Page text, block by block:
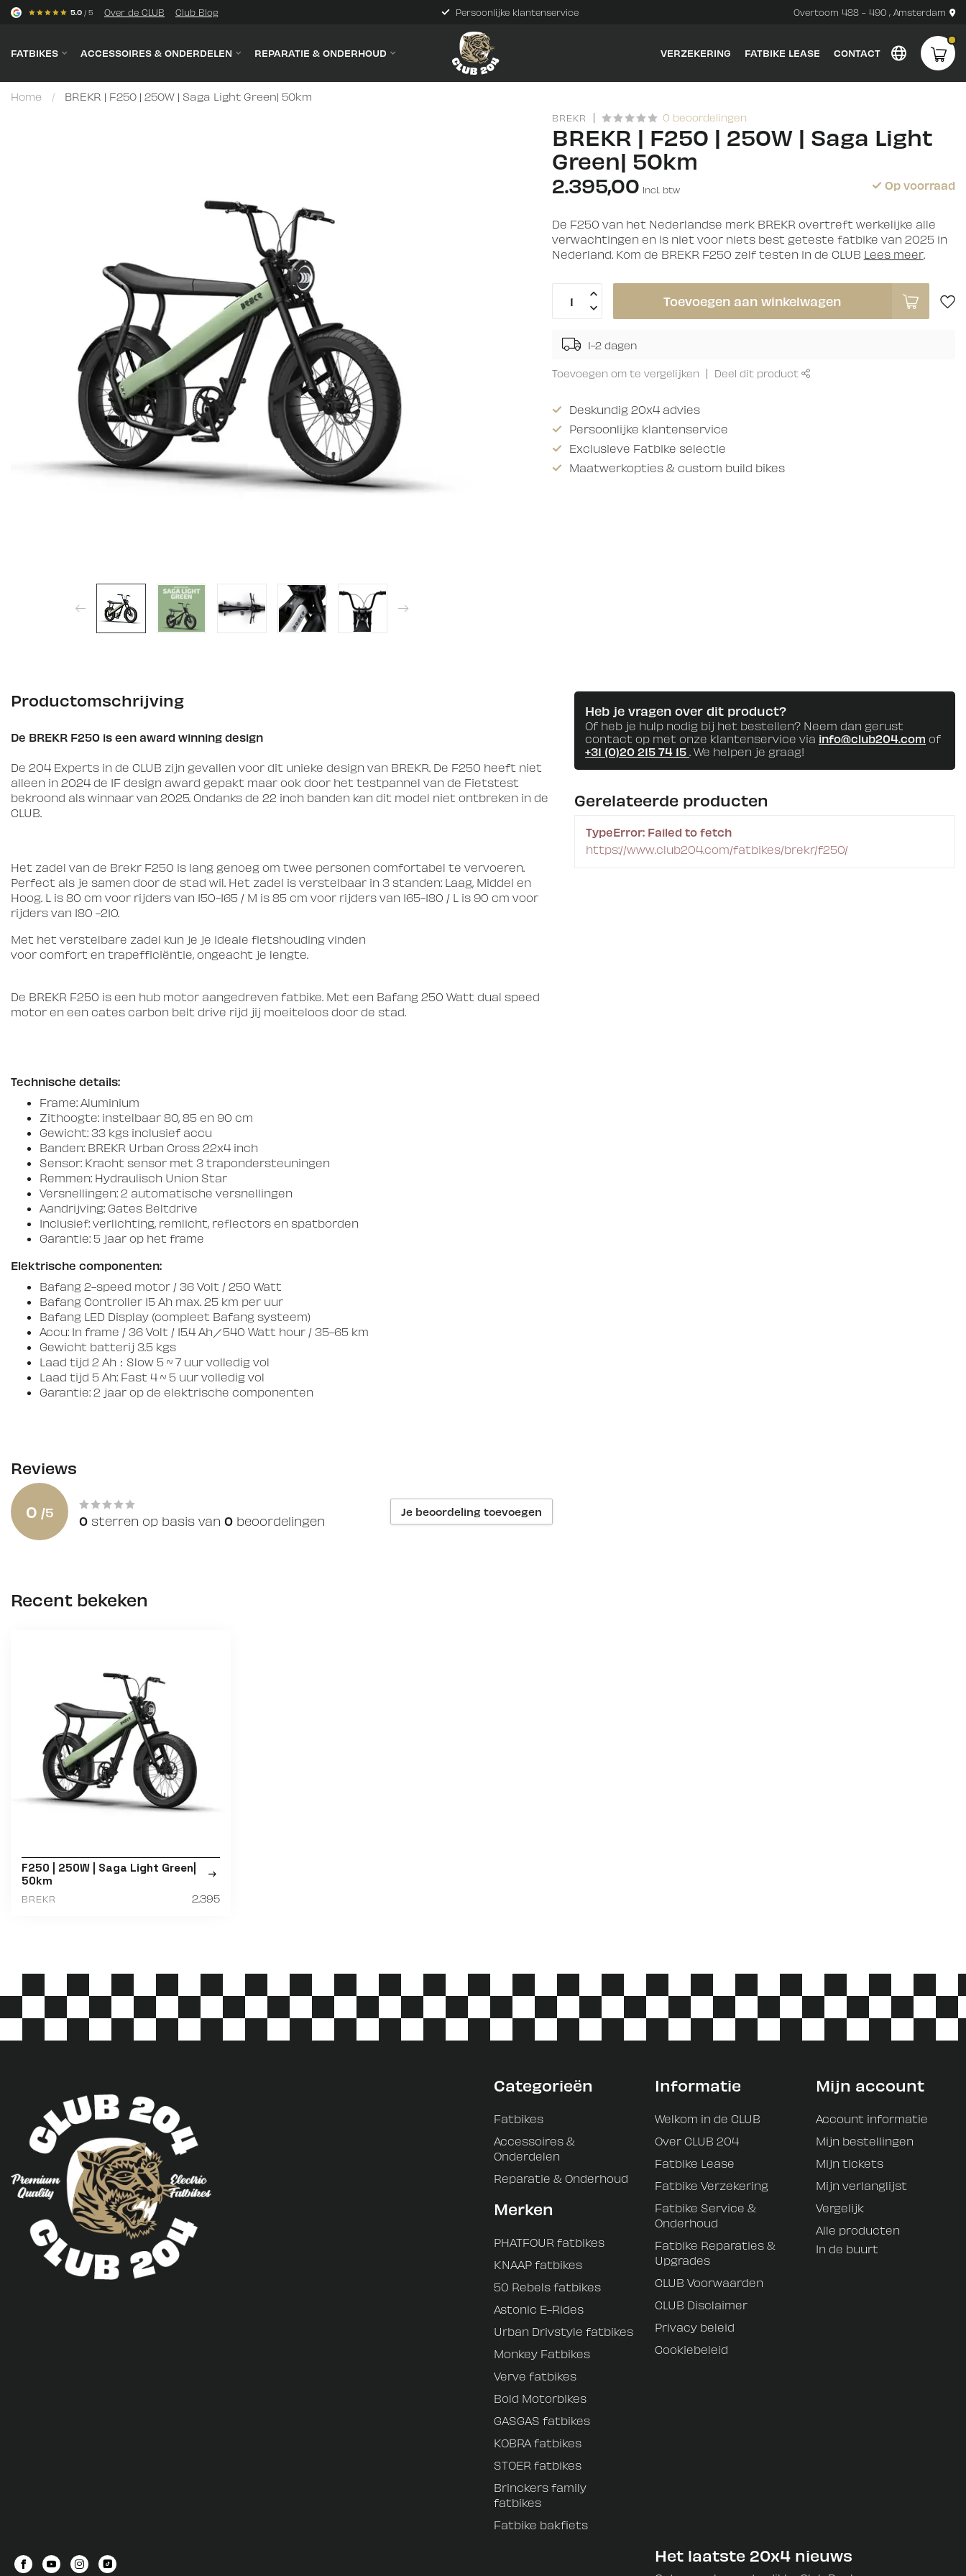
5.0 / 5 Over de CLUB Club Blog Persoonlijke klantenservice Overtoom 488 - 490 , Amsterdam
FATBIKES ACCESSOIRES & ONDERDELEN REPARATIE & ONDERHOUD VERZEKERING FATBIKE LEASE CONTACT
Home / BREKR | F250 | 250W | Saga Light Green| 50km
BREKR 0 beoordelingen
BREKR | F250 | 250W | Saga Light
Green| 50km
2.395,00 Incl. btw Op voorraad
De F250 van het Nederlandse merk BREKR overtreft werkelijke alle
verwachtingen en is niet voor niets best geteste fatbike van 2025 in
Nederland. Kom de BREKR F250 zelf testen in de CLUB Lees meer.
Toevoegen aan winkelwagen
1-2 dagen
Toevoegen om te vergelijken Deel dit product
Deskundig 20x4 advies
Persoonlijke klantenservice
Exclusieve Fatbike selectie
Maatwerkopties & custom build bikes
Productomschrijving
De BREKR F250 is een award winning design
De 204 Experts in de CLUB zijn gevallen voor dit unieke design van BREKR. De F250 heeft niet
alleen in 2024 de IF design award gepakt maar ook door het testpannel van de Fietstest
bekroond als winnaar van 2025. Ondanks de 22 inch banden kan dit model niet ontbreken in de
CLUB.
Het zadel van de Brekr F250 is lang genoeg om twee personen comfortabel te vervoeren.
Perfect als je samen door de stad wil. Het zadel is verstelbaar in 3 standen: Laag, Middel en
Hoog. L is 80 cm voor rijders van 150-165 / M is 85 cm voor rijders van 165-180 / L is 90 cm voor
rijders van 180 -210.
Met het verstelbare zadel kun je je ideale fietshouding vinden
voor comfort en trapefficiëntie, ongeacht je lengte.
De BREKR F250 is een hub motor aangedreven fatbike. Met een Bafang 250 Watt dual speed
motor en een cates carbon belt drive rijd jij moeiteloos door de stad.
Technische details:
Frame: Aluminium
Zithoogte: instelbaar 80, 85 en 90 cm
Gewicht: 33 kgs inclusief accu
Banden: BREKR Urban Cross 22x4 inch
Sensor: Kracht sensor met 3 trapondersteuningen
Remmen: Hydraulisch Union Star
Versnellingen: 2 automatische versnellingen
Aandrijving: Gates Beltdrive
Inclusief: verlichting, remlicht, reflectors en spatborden
Garantie: 5 jaar op het frame
Elektrische componenten:
Bafang 2-speed motor / 36 Volt / 250 Watt
Bafang Controller 15 Ah max. 25 km per uur
Bafang LED Display (compleet Bafang systeem)
Accu: In frame / 36 Volt / 15.4 Ah／540 Watt hour / 35-65 km
Gewicht batterij 3.5 kgs
Laad tijd 2 Ah：Slow 5 ~ 7 uur volledig vol
Laad tijd 5 Ah: Fast 4 ~ 5 uur volledig vol
Garantie: 2 jaar op de elektrische componenten
Reviews
0 /5
0 sterren op basis van 0 beoordelingen
Je beoordeling toevoegen
Heb je vragen over dit product?
Of heb je hulp nodig bij het bestellen? Neem dan gerust
contact op met onze klantenservice via info@club204.com of
+31 (0)20 215 74 15 . We helpen je graag!
Gerelateerde producten
TypeError: Failed to fetch
https://www.club204.com/fatbikes/brekr/f250/
Recent bekeken
F250 | 250W | Saga Light Green|
50km
BREKR 2.395
Categorieën
Fatbikes
Accessoires &
Onderdelen
Reparatie & Onderhoud
Merken
PHATFOUR fatbikes
KNAAP fatbikes
50 Rebels fatbikes
Astonic E-Rides
Urban Drivstyle fatbikes
Monkey Fatbikes
Verve fatbikes
Bold Motorbikes
GASGAS fatbikes
KOBRA fatbikes
STOER fatbikes
Brinckers family
fatbikes
Fatbike bakfiets
Informatie
Welkom in de CLUB
Over CLUB 204
Fatbike Lease
Fatbike Verzekering
Fatbike Service &
Onderhoud
Fatbike Reparaties &
Upgrades
CLUB Voorwaarden
CLUB Disclaimer
Privacy beleid
Cookiebeleid
Mijn account
Account informatie
Mijn bestellingen
Mijn tickets
Mijn verlanglijst
Vergelijk
Alle producten
In de buurt
Het laatste 20x4 nieuws